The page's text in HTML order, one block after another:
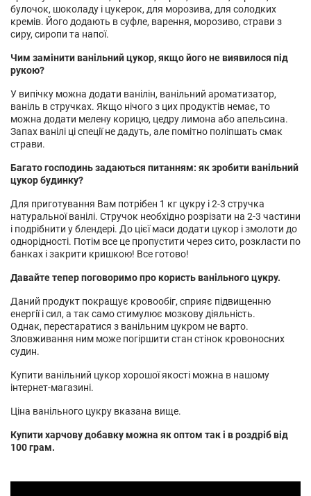
булочок, шоколаду і цукерок, для морозива, для солодких
кремів. Його додають в суфле, варення, морозиво, страви з
сиру, сиропи та напої.
Чим замінити ванільний цукор, якщо його не виявилося під
рукою?
У випічку можна додати ванілін, ванільний ароматизатор,
ваніль в стручках. Якщо нічого з цих продуктів немає, то
можна додати мелену корицю, цедру лимона абоапельсина.
Запах ванілі ці спеції не дадуть, але помітно поліпшать смак
страви.
Багато господинь задаються питанням: як зробити ванільний
цукор будинку?
Для приготування Вам потрібен 1 кг цукру і 2-3 стручка
натуральної ванілі. Стручок необхідно розрізати на 2-3 частини
і подрібнити у блендері. До цієї маси додати цукор і змолоти до
однорідності. Потім все це пропустити через сито, розкласти по
банках і закрити кришкою! Все готово!
Давайте тепер поговоримо про користь ванільного цукру.
Даний продукт покращує кровообіг, сприяє підвищенню
енергії і сил, а так само стимулює мозкову діяльність.
Однак, перестаратися з ванільним цукром не варто.
Зловживання ним може погіршити стан стінок кровоносних
судин.
Купити ванільний цукор хорошої якості можна в нашому
інтернет-магазині.
Ціна ванільного цукру вказана вище.
Купити харчову добавку можна як оптом так і в роздріб від
100 грам.